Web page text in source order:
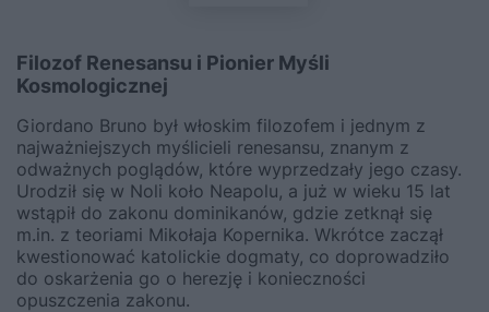
Filozof Renesansu i Pionier Myśli
Kosmologicznej
Giordano Bruno był włoskim filozofem i jednym z
najważniejszych myślicieli renesansu, znanym z
odważnych poglądów, które wyprzedzały jego czasy.
Urodził się w Noli koło Neapolu, a już w wieku 15 lat
wstąpił do zakonu dominikanów, gdzie zetknął się
m.in. z teoriami Mikołaja Kopernika. Wkrótce zaczął
kwestionować katolickie dogmaty, co doprowadziło
do oskarżenia go o herezję i konieczności
opuszczenia zakonu.